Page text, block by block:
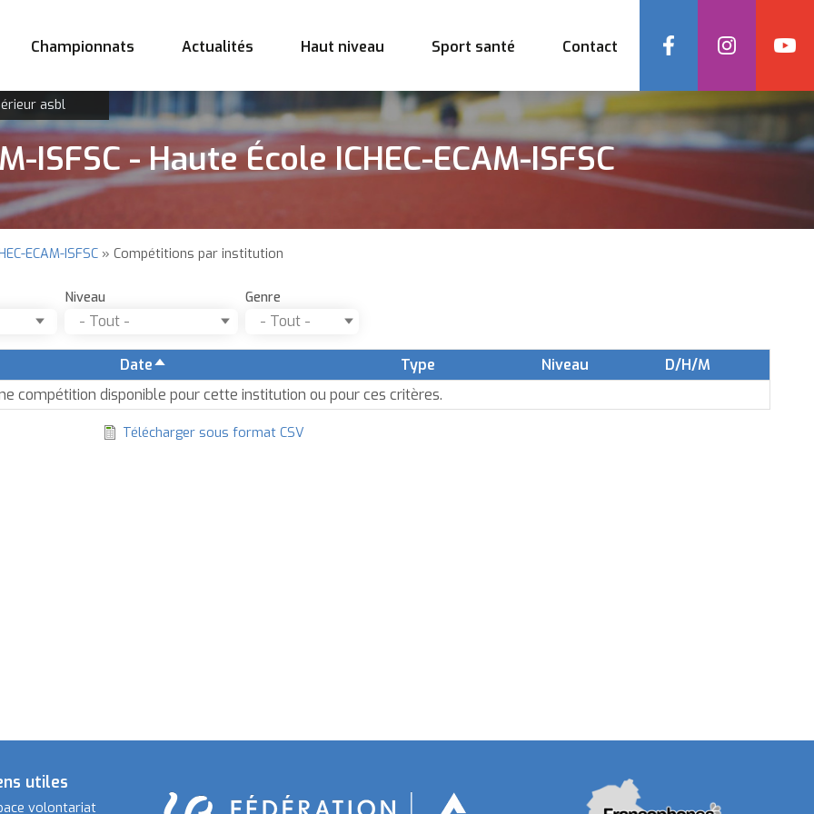
Championnats Actualités Haut niveau Sport santé Contact
Social
asbl
ISFSC - Haute École ICHEC-ECAM-ISFSC
ECAM-ISFSC Compétitions par institution
Niveau Genre
Date Trier
par
ordre
décroissant
Type Niveau
D/H/M
compétition disponible pour cette institution ou pour ces critères.
Télécharger sous format CSV
utiles
volontariat